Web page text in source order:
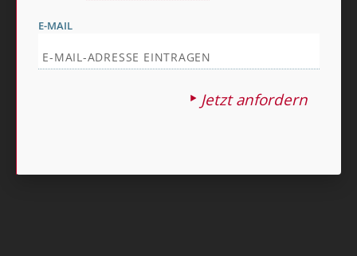
E-MAIL
Jetzt anfordern